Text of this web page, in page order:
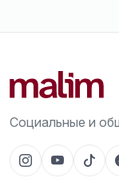
Социальные и